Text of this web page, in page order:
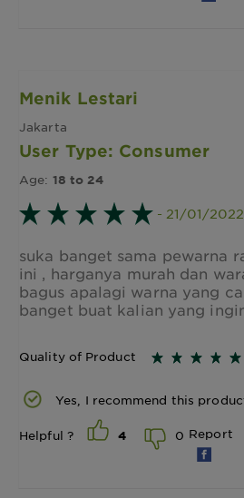
Menik Lestari
Jakarta
User Type: Consumer
Age: 18 to 24
- 21/01/2022
suka banget sama pewarna
ini , harganya murah dan
bagus apalagi warna yang
banget buat kalian yang
Quality of Product
Yes, I recommend this
Helpful ? 4 0 Report